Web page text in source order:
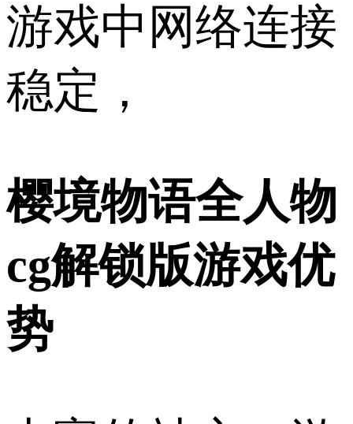
游戏中网络连接
稳定，
樱境物语全人物
cg解锁版游戏优
势